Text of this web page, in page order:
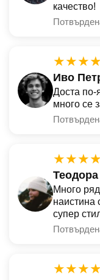
качество!
Иво
Доста по-
много се
Много
наистина
супер